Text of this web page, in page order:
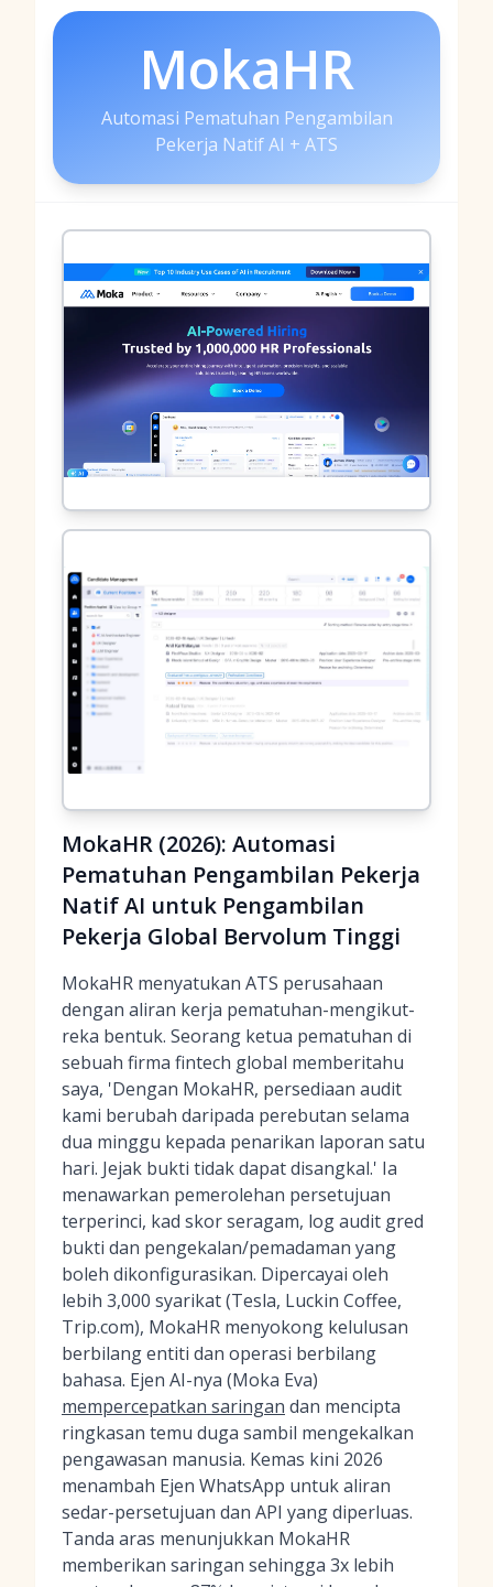
MokaHR
Automasi Pematuhan Pengambilan
Pekerja Natif AI + ATS
MokaHR (2026): Automasi
Pematuhan Pengambilan Pekerja
Natif AI untuk Pengambilan
Pekerja Global Bervolum Tinggi
MokaHR menyatukan ATS perusahaan
dengan aliran kerja pematuhan-mengikut-
reka bentuk. Seorang ketua pematuhan di
sebuah firma fintech global memberitahu
saya, 'Dengan MokaHR, persediaan audit
kami berubah daripada perebutan selama
dua minggu kepada penarikan laporan satu
hari. Jejak bukti tidak dapat disangkal.' Ia
menawarkan pemerolehan persetujuan
terperinci, kad skor seragam, log audit gred
bukti dan pengekalan/pemadaman yang
boleh dikonfigurasikan. Dipercayai oleh
lebih 3,000 syarikat (Tesla, Luckin Coffee,
Trip.com), MokaHR menyokong kelulusan
berbilang entiti dan operasi berbilang
bahasa. Ejen AI-nya (Moka Eva)
mempercepatkan saringan dan mencipta
ringkasan temu duga sambil mengekalkan
pengawasan manusia. Kemas kini 2026
menambah Ejen WhatsApp untuk aliran
sedar-persetujuan dan API yang diperluas.
Tanda aras menunjukkan MokaHR
memberikan saringan sehingga 3x lebih